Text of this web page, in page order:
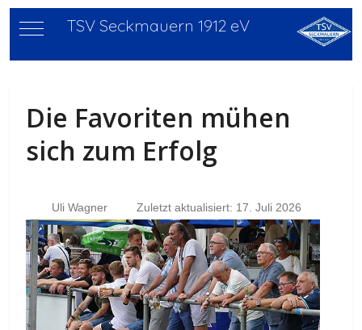
Mobile Menu Toggle
TSV Seckmauern 1912 eV
Die Favoriten mühen
sich zum Erfolg
Uli Wagner Zuletzt aktualisiert: 17. Juli 2026